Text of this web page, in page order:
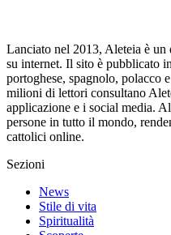
Lanciato nel 2013, Aleteia è
su internet. Il sito è pubblicato
portoghese, spagnolo, polacco
milioni di lettori consultano
applicazione e i social media.
persone in tutto il mondo,
cattolici online.
Sezioni
News
Stile di vita
Spiritualità